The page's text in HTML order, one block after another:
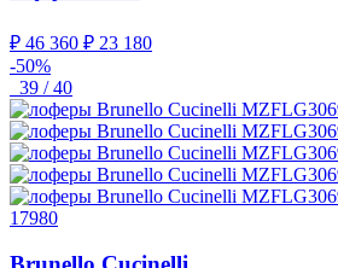
₽ 46 360 ₽ 23 180
-50%
39 / 40
17980